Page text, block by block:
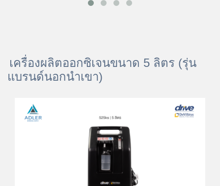
เครื่องผลิตออกซิเจนขนาด 5 ลิตร (รุ่น
แบรนด์นอกนำเขา)